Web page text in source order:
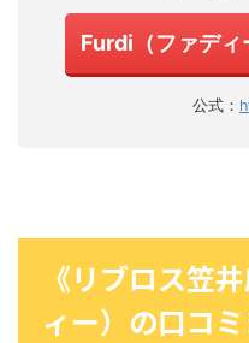
Furdi（ファディ
公式：
《リブロス笠
ィー）の口コ